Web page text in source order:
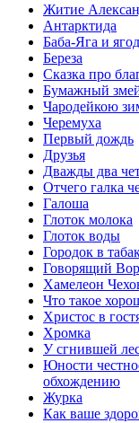
Житие
Антарктида
Баба-Яга и
Береза
Сказка про
Бумажный
Чародейкою
Черемуха
Первый дождь
Друзья
Дважды два
Отчего галка
Галоша
Глоток молокa
Глоток воды
Городок в
Говорящий
Хамелеон
Что такое
Христос в
Хромка
У сгнившей
Юности
обхождению
Журка
Как ваше